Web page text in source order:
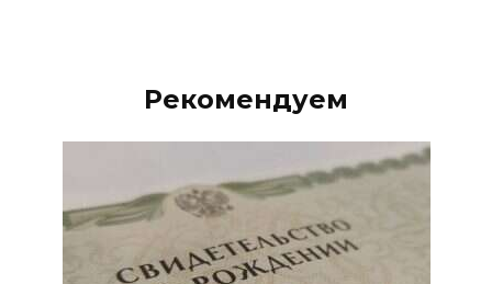
Рекомендуем